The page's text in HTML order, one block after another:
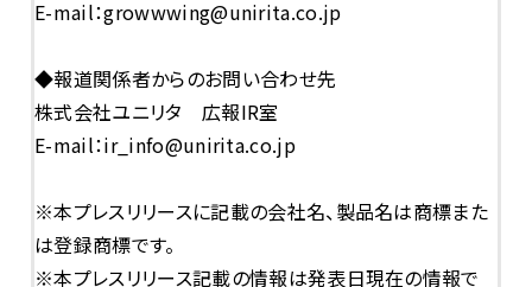
E-mail：growwwing@unirita.co.jp
◆報道関係者からのお問い合わせ先
株式会社ユニリタ 広報IR室
E-mail：ir_info@unirita.co.jp
※本プレスリリースに記載の会社名、製品名は商標また
は登録商標です。
※本プレスリリース記載の情報は発表日現在の情報で